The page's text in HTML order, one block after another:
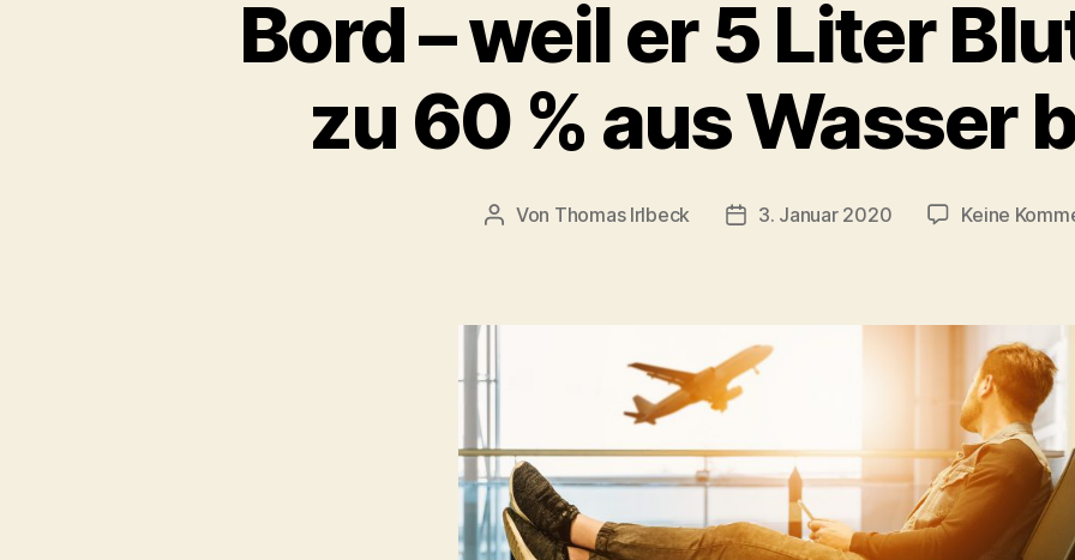
Bord – weil er 5 Liter
zu 60 % aus Wasser
Beitragsautor
Von Thomas Irlbeck Veröffentlichungsdatum
3. Januar 2020 Keine